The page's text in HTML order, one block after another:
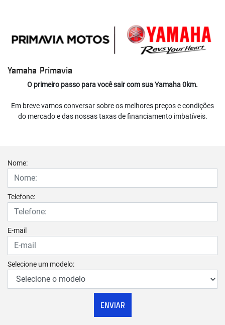
Yamaha Primavia
O primeiro passo para você sair com sua Yamaha 0km.
Em breve vamos conversar sobre os melhores preços e condições
do mercado e das nossas taxas de financiamento imbatíveis.
Nome:
Telefone:
E-mail
Selecione um modelo:
ENVIAR